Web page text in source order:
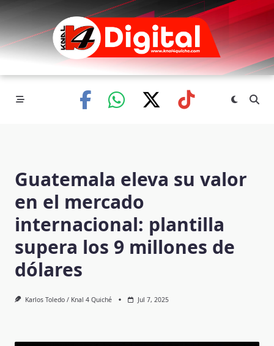
Skip
content
Guatemala eleva su valor
en el mercado
internacional: plantilla
supera los 9 millones de
dólares
Karlos Toledo / Knal 4 Quiché Jul 7, 2025